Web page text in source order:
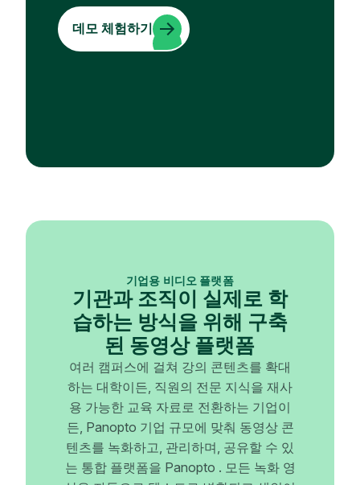
데모 체험하기
기업용 비디오 플랫폼
기관과 조직이 실제로 학
습하는 방식을 위해 구축
된 동영상 플랫폼
여러 캠퍼스에 걸쳐 강의 콘텐츠를 확대
하는 대학이든, 직원의 전문 지식을 재사
용 가능한 교육 자료로 전환하는 기업이
든, Panopto 기업 규모에 맞춰 동영상 콘
텐츠를 녹화하고, 관리하며, 공유할 수 있
는 통합 플랫폼을 Panopto . 모든 녹화 영